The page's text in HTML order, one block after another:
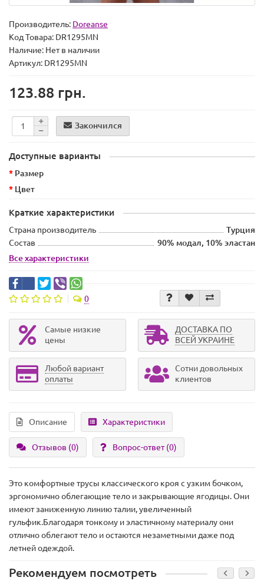
Производитель: Doreanse
Код Товара: DR1295MN
Наличие: Нет в наличии
Артикул: DR1295MN
123.88 грн.
Закончился
Доступные варианты
Размер
Цвет
Краткие характеристики
Страна производитель
Турция
Состав
90% модал, 10% эластан
Все характеристики
0
Самые низкие
цены
ДОСТАВКА ПО
ВСЕЙ УКРАИНЕ
Любой вариант
оплаты
Сотни довольных
клиентов
Описание Характеристики
Отзывов (0) Вопрос-ответ(0)
Это комфортные трусы классического кроя с узким бочком,
эргономично облегающие тело и закрывающие ягодицы. Они
имеют заниженную линию талии, увеличенный
гульфик.Благодаря тонкому и эластичному материалу они
отлично облегают тело и остаются незаметными даже под
летней одеждой.
Рекомендуем посмотреть